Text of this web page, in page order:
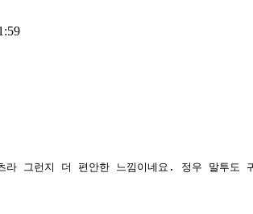
라 그런지 더 편안한 느낌이네요. 정우 말투도